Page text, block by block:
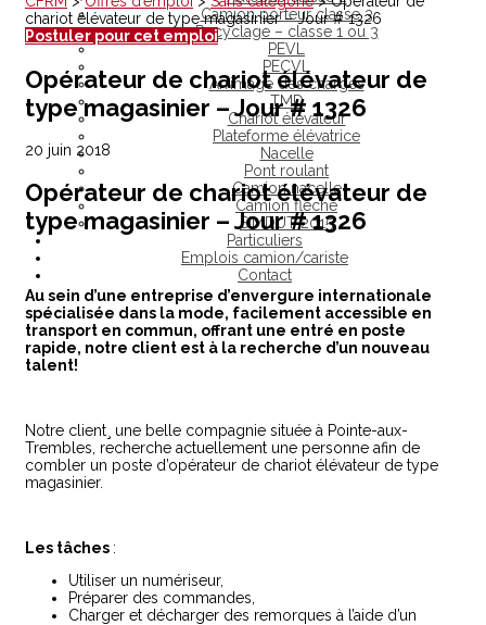
Camion porteur classe 3
Recyclage – classe 1 ou 3
PEVL
PECVL
Arrimage des charges
TMD
Chariot élévateur
Plateforme élévatrice
Nacelle
Pont roulant
Camion nacelle
Camion flèche
SIMDUT 2015
Particuliers
Emplois camion/cariste
Contact
chariot élévateur de type magasinier – Jour # 1326
Postuler pour cet emploi
Opérateur de chariot élévateur de
type magasinier – Jour # 1326
20 juin 2018
Opérateur de chariot élévateur de
type magasinier – Jour # 1326
Au sein d’une entreprise d’envergure internationale
spécialisée dans la mode, facilement accessible en
transport en commun, offrant une entré en poste
rapide, notre client est à la recherche d’un nouveau
talent!
Notre client¸ une belle compagnie située à Pointe-aux-
Trembles, recherche actuellement une personne afin de
combler un poste d’opérateur de chariot élévateur de type
magasinier.
Les tâches :
Utiliser un numériseur,
Préparer des commandes,
Charger et décharger des remorques à l’aide d’un